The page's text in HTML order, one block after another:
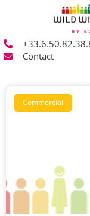
Contact
Commercial